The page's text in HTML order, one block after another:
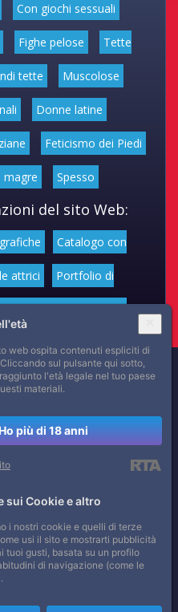
Con giochi sessuali
Fighe pelose Tette
tette Muscolose
Donne latine
Feticismo dei Piedi
magre Spesso
del sito Web:
Catalogo con
attrici Portfolio di
tutti i membri e le
questo sito hanno almeno 18
anni.
Requirements Compliance
di pubblicare foto, video o
le opportune verifiche al fine
di circolazione e non violare i
di terzi. Per segnalare
nell'uso del materiale
prontamente alla
lesivo di diritti di terzi.
2014 - 2026. Tutti i diritti
web ospita contenuti espliciti di
sul pulsante qui sotto,
l'età legale nel tuo paese
materiali.
più di 18 anni
sui Cookie e altro
i nostri cookie e quelli di terze
usi il sito e mostrarti pubblicità
tuoi gusti, basata su un profilo
di navigazione (come le